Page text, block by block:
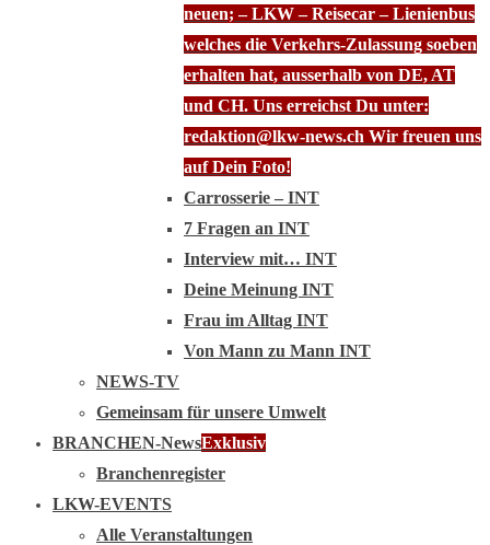
neuen; – LKW – Reisecar – Lienienbus
welches die Verkehrs-Zulassung soeben
erhalten hat, ausserhalb von DE, AT
und CH. Uns erreichst Du unter:
redaktion@lkw-news.ch Wir freuen uns
auf Dein Foto!
Carrosserie – INT
7 Fragen an INT
Interview mit… INT
Deine Meinung INT
Frau im Alltag INT
Von Mann zu Mann INT
NEWS-TV
Gemeinsam für unsere Umwelt
BRANCHEN-NewsExklusiv
Branchenregister
LKW-EVENTS
Alle Veranstaltungen